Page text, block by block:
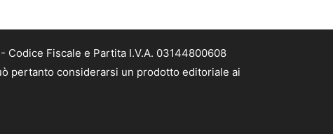
Codice Fiscale e Partita I.V.A. 03144800608
pertanto considerarsi un prodotto editoriale ai